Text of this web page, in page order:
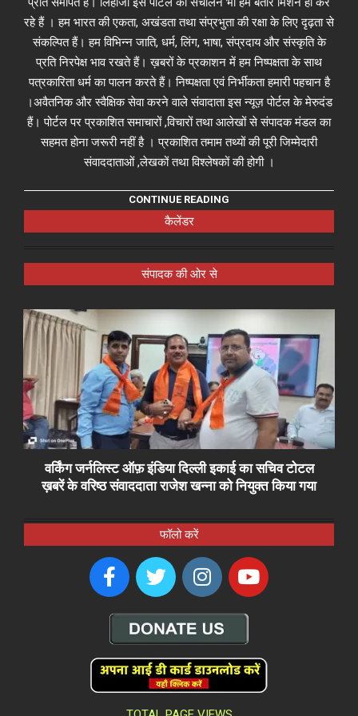
रहे हैं । हम भारत की एकता, अखंडता तथा संप्रभुता की रक्षा के लिए दृढ़ता से
संकल्पित हैं। हम विभिन्न जाति, धर्म, लिंग, भाषा, संप्रदाय और संस्कृति के
प्रति निरपेक्ष भाव रखते हैं। ख़बरों के प्रकाशन में हम निष्पक्षता के साथ
पत्रकारिता धर्म का पालन करते हैं। निष्पक्षता एवं निर्भीकता हमारी पहचान है
।अवैतनिक और स्वैक्षिक सेवा करने वाले संवादाता इस न्यूज़ पोर्टल के मेरुदंड
हैं। पोर्टल पर प्रकाशित समाचारों ,विचारों तथा आलेखों से संपादक मंडल का
सहमत होना जरूरी नहीं है । प्रकाशित तमाम तथ्यों की पूरी जिम्मेदारी
संवाददाताओं ,लेखकों तथा विश्लेषकों की होगी ।
CONTINUE READING
कैलेंडर
संपादक की ओर से
वर्किंग जर्नलिस्ट ऑफ़ इंडिया दिल्ली इकाई का सचिव टोटल
ख़बरें के वरिष्ठ संवाददाता राजेश खन्ना को नियुक्त किया गया
फॉलो करें